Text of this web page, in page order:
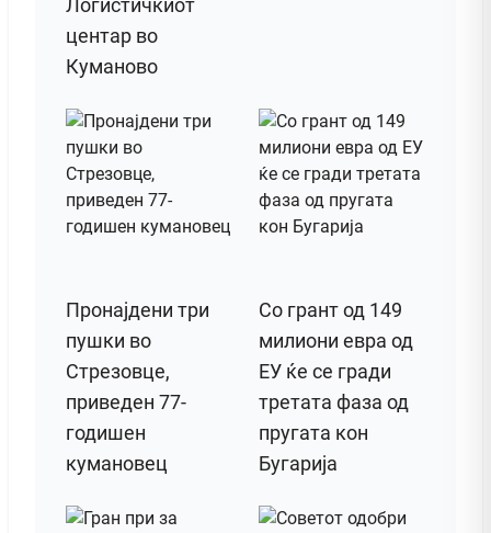
Логистичкиот
центар во
Куманово
Пронајдени три
пушки во
Стрезовце,
приведен 77-
годишен
кумановец
Со грант од 149
милиони евра од
ЕУ ќе се гради
третата фаза од
пругата кон
Бугарија